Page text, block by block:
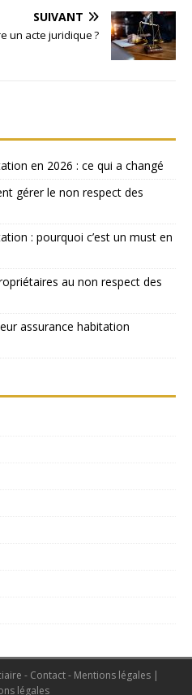
SUIVANT
un acte juridique ?
en 2026 : ce qui a changé
gérer le non respect des
: pourquoi c’est un must en
au non respect des
assurance habitation
- Contact - Mentions légales |
légales